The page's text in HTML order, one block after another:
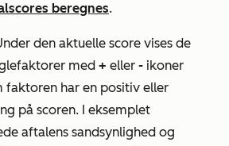
beregnes.
den aktuelle score vises de
med + eller - ikoner
faktoren har en positiv eller
på scoren. I eksemplet
aftalens sandsynlighed og